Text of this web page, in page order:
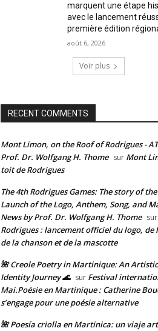
marquent une étape
avec le lancement
première édition
août 6, 2026
Voir plus
RECENT COMMENTS
Mont Limon, on the Roof of Rodrigues -
Prof. Dr. Wolfgang H. Thome sur Mont
toit de Rodrigues
The 4th Rodrigues Games: The story of
Launch of the Logo, Anthem, Song, and
News by Prof. Dr. Wolfgang H. Thome sur
Rodrigues : lancement officiel du logo, de
de la chanson et de la mascotte
🌺 Creole Poetry in Martinique: An
Identity Journey 🌊 sur Festival
Mai.Poésie en Martinique : Catherine
s’engage pour une poésie alternative
🌺 Poesía criolla en Martinica: un viaje